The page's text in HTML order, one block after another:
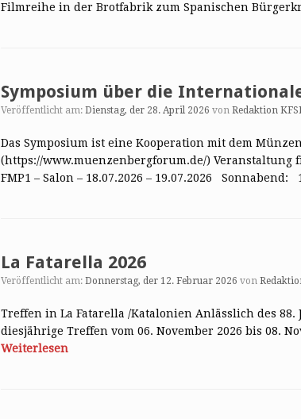
Filmreihe in der Brotfabrik zum Spanischen
Symposium über die
Veröffentlicht am: Dienstag, der 28. April 2026 von Redaktion
Das Symposium ist eine Kooperation mit dem
(https://www.muenzenbergforum.de/) Veranstaltung
FMP1 – Salon – 18.07.2026 – 19.07.2026 Sonnabend:
La Fatarella 2026
Veröffentlicht am: Donnerstag, der 12. Februar 2026 von
Treffen in La Fatarella /Katalonien Anlässlich des 88.
diesjährige Treffen vom 06. November 2026 bis 08.
Weiterlesen